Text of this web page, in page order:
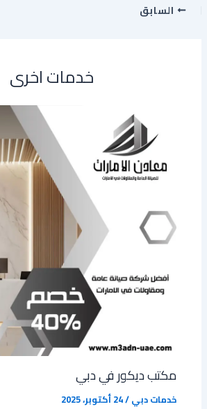
السابق
خدمات اخرى
مكتب ديكور في دبي
خدمات دبي/24 أكتوبر، 2025